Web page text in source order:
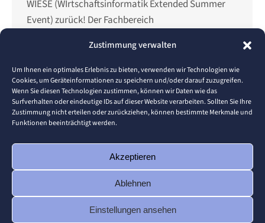
Zustimmung verwalten
Um Ihnen ein optimales Erlebnis zu bieten, verwenden wir Technologien wie
Cookies, um Geräteinformationen zu speichern und/oder darauf zuzugreifen.
Wenn Sie diesen Technologien zustimmen, können wir Daten wie das
Surfverhalten oder eindeutige IDs auf dieser Website verarbeiten. Sollten Sie Ihre
Zustimmung nicht erteilen oder zurückziehen, können bestimmte Merkmale und
Funktionen beeinträchtigt werden.
Akzeptieren
Ablehnen
Einstellungen ansehen
WIESE (WIrtschaftsinformatik Extended Summer
Event) zurück! Der Fachbereich
Business Administration/Digital Enterprise
Management (BDEM), Wirtschaftsinformatik –
Management & IT (BWMI), Master Information
Systems (MIS) organisiert das Event. Feiert mit
euren Kommilitonen/Kommilitoninnen und den
Professoren den wohlverdienten
Semesterabschluss und kommt in gemütlicher
Atmosphäre zusammen.…